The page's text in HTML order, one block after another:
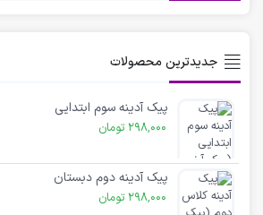
جدیدترین محصولات
پیک آدینه سوم ابتدایی
298,000 تومان
پیک آدینه دوم دبستان
298,000 تومان